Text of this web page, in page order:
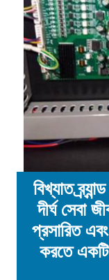
বিখ্যাত
দীর্ঘ সেবা
প্রসারিত
করতে একটি